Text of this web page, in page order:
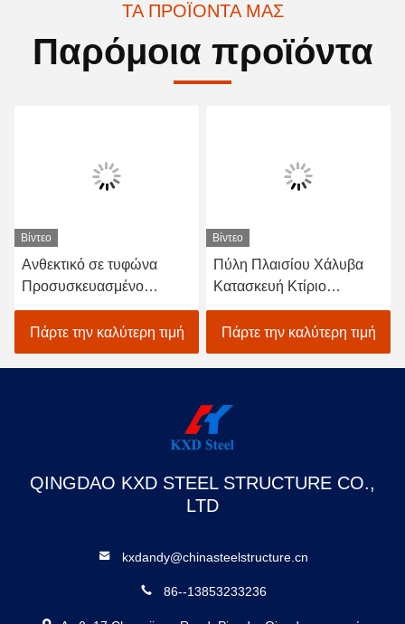
ΤΑ ΠΡΟΪΌΝΤΑ ΜΑΣ
Παρόμοια προϊόντα
Βίντεο
Ανθεκτικό σε τυφώνα
Προσυσκευασμένο
χάλυβα κτίριο Χάλυβα
Αποθήκη Χάνγκαρ
Γραφείο
Πάρτε την καλύτερη τιμή
Βίντεο
Πύλη Πλαισίου Χάλυβα
Κατασκευή Κτίριο
Αποθήκη Προετοιμασμένα
μεταλλικά εμπορικά κτίρια
Πάρτε την καλύτερη τιμή
QINGDAO KXD STEEL STRUCTURE CO.,
LTD
kxdandy@chinasteelstructure.cn
86--13853233236